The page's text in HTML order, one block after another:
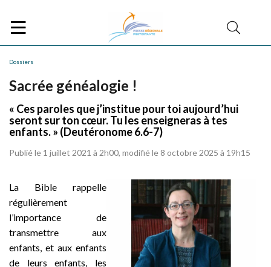
Dossiers
Sacrée généalogie !
« Ces paroles que j’institue pour toi aujourd’hui
seront sur ton cœur. Tu les enseigneras à tes
enfants. » (Deutéronome 6.6-7)
Publié le 1 juillet 2021 à 2h00, modifié le 8 octobre 2025 à 19h15
La Bible rappelle
régulièrement
l’importance de
transmettre aux
enfants, et aux enfants
de leurs enfants, les